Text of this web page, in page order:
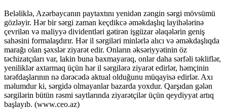
Beləliklə, Azərbaycanın paytaxtını yenidən zəngin sərgi mövsümü
gözləyir. Hər bir sərgi zaman keçdikcə əməkdaşlıq layihələrinə
çevrilən və maliyyə dividentləri gətirən işgüzar əlaqələrin geniş
sahəsini formalaşdırır. Hər il sərgiləri minlərlə alıcı və əməkdaşlıqda
marağı olan şəxslər ziyarət edir. Onların əksəriyyətinin öz
təchizatçıları var, lakin buna baxmayaraq, onlar daha sərfəli təkliflər,
yeniliklər axtarmaq üçün hər il sərgilərə ziyarət edirlər, həmçinin
tərəfdaşlarının nə dərəcədə aktual olduğunu müqayisə edirlər. Axı
məlumdur ki, sərgidə olmayanlar bazarda yoxdur. Qarşıdan gələn
sərgilərin bütün rəsmi saytlarında ziyarətçilər üçün qeydiyyat artıq
başlayıb. (www.ceo.az)